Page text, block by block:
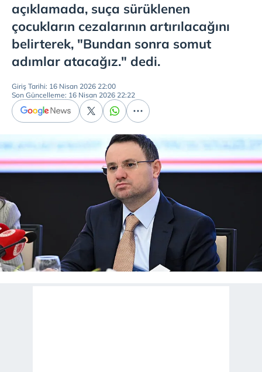
açıklamada, suça sürüklenen
çocukların cezalarının artırılacağını
belirterek, "Bundan sonra somut
adımlar atacağız." dedi.
Giriş Tarihi: 16 Nisan 2026 22:00
Son Güncelleme: 16 Nisan 2026 22:22